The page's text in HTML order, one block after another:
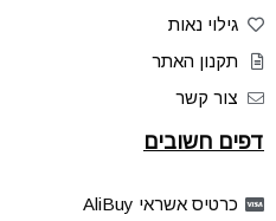
גילוי נאות
תקנון האתר
צור קשר
דפים חשובים
כרטיס אשראי AliBuy